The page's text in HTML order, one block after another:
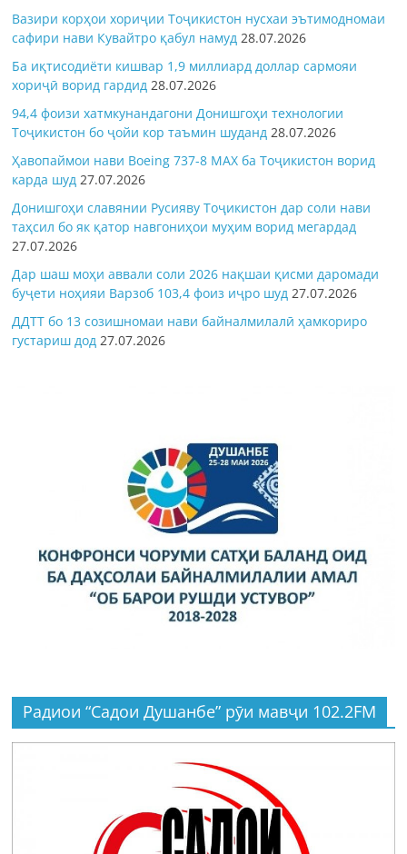
Вазири корҳои хориҷии Тоҷикистон нусхаи эътимодномаи
сафири нави Кувайтро қабул намуд 28.07.2026
Ба иқтисодиёти кишвар 1,9 миллиард доллар сармояи
хориҷӣ ворид гардид 28.07.2026
94,4 фоизи хатмкунандагони Донишгоҳи технологии
Тоҷикистон бо ҷойи кор таъмин шуданд 28.07.2026
Ҳавопаймои нави Boeing 737-8 MAX ба Тоҷикистон ворид
карда шуд 27.07.2026
Донишгоҳи славянии Русияву Тоҷикистон дар соли нави
таҳсил бо як қатор навгониҳои муҳим ворид мегардад
27.07.2026
Дар шаш моҳи аввали соли 2026 нақшаи қисми даромади
буҷети ноҳияи Варзоб 103,4 фоиз иҷро шуд 27.07.2026
ДДТТ бо 13 созишномаи нави байналмилалӣ ҳамкориро
густариш дод 27.07.2026
Радиои “Садои Душанбе” рӯи мавҷи 102.2FM